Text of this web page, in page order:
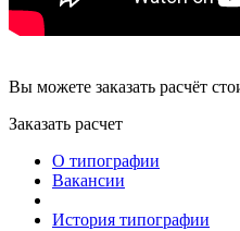
Вы можете заказать расчёт
Заказать расчет
О типографии
Вакансии
История типографии